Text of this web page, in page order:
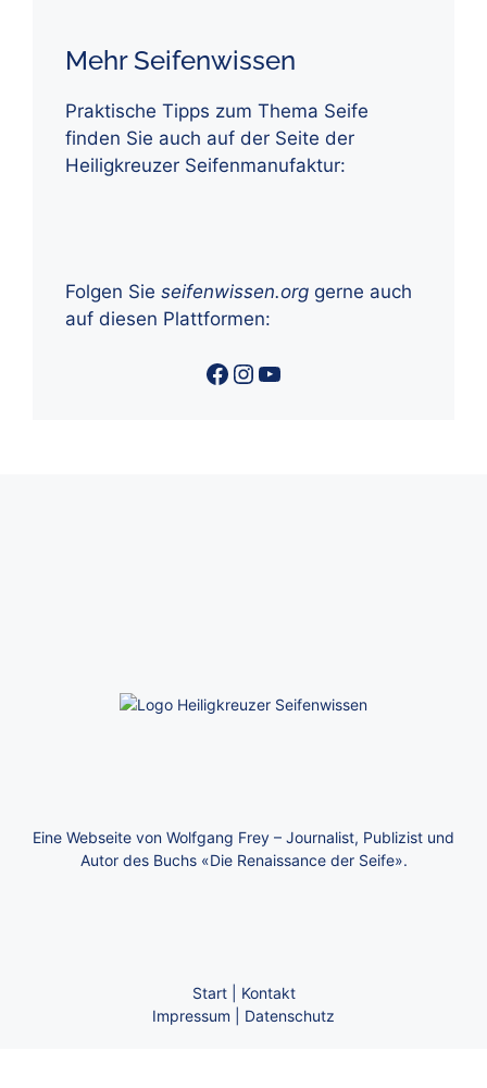
Mehr Seifenwissen
Praktische Tipps zum Thema Seife
finden Sie auch auf der Seite der
Heiligkreuzer Seifenmanufaktur:
Folgen Sie seifenwissen.org gerne auch
auf diesen Plattformen:
Facebook
Instagram
YouTube
Eine Webseite von Wolfgang Frey – Journalist, Publizist und
Autor des Buchs «Die Renaissance der Seife».
Start| Kontakt
Impressum
Datenschutz